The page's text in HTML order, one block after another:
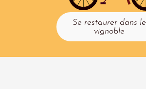
Se restaurer dans le
vignoble